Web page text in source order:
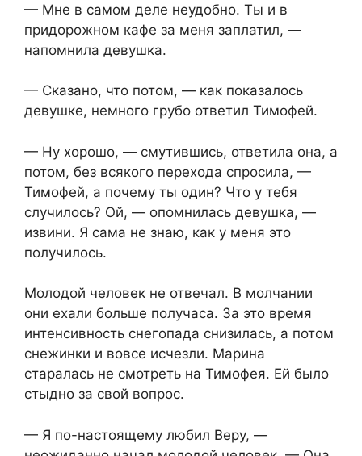
— Мне в самом деле неудобно. Ты и в
придорожном кафе за меня заплатил, —
напомнила девушка.
— Сказано, что потом, — как показалось
девушке, немного грубо ответил Тимофей.
— Ну хорошо, — смутившись, ответила она, а
потом, без всякого перехода спросила, —
Тимофей, а почему ты один? Что у тебя
случилось? Ой, — опомнилась девушка, —
извини. Я сама не знаю, как у меня это
получилось.
Молодой человек не отвечал. В молчании
они ехали больше получаса. За это время
интенсивность снегопада снизилась, а потом
снежинки и вовсе исчезли. Марина
старалась не смотреть на Тимофея. Ей было
стыдно за свой вопрос.
— Я по-настоящему любил Веру, —